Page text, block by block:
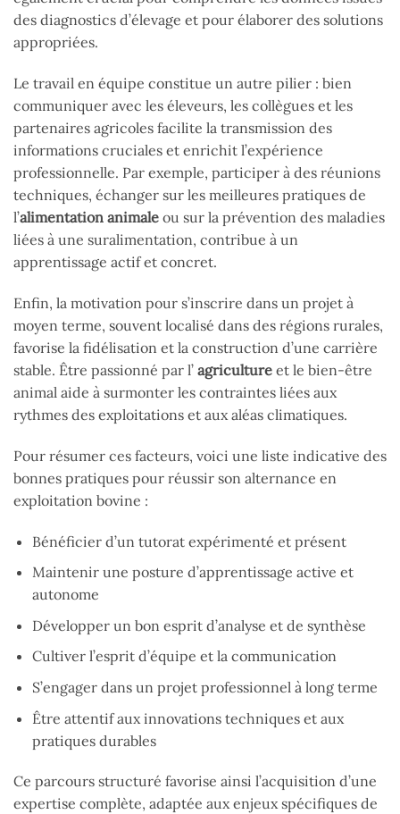
des diagnostics d’élevage et pour élaborer des solutions
appropriées.
Le travail en équipe constitue un autre pilier : bien
communiquer avec les éleveurs, les collègues et les
partenaires agricoles facilite la transmission des
informations cruciales et enrichit l’expérience
professionnelle. Par exemple, participer à des réunions
techniques, échanger sur les meilleures pratiques de
l’alimentation animale ou sur la prévention des maladies
liées à une suralimentation, contribue à un
apprentissage actif et concret.
Enfin, la motivation pour s’inscrire dans un projet à
moyen terme, souvent localisé dans des régions rurales,
favorise la fidélisation et la construction d’une carrière
stable. Être passionné par l’ agriculture et le bien-être
animal aide à surmonter les contraintes liées aux
rythmes des exploitations et aux aléas climatiques.
Pour résumer ces facteurs, voici une liste indicative des
bonnes pratiques pour réussir son alternance en
exploitation bovine :
Bénéficier d’un tutorat expérimenté et présent
Maintenir une posture d’apprentissage active et
autonome
Développer un bon esprit d’analyse et de synthèse
Cultiver l’esprit d’équipe et la communication
S’engager dans un projet professionnel à long terme
Être attentif aux innovations techniques et aux
pratiques durables
Ce parcours structuré favorise ainsi l’acquisition d’une
expertise complète, adaptée aux enjeux spécifiques de